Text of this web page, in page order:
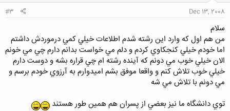
Dec 13, 2008
#3
سلام
من هم اول كه وارد اين رشته شدم اطلاعات خيلي كمي درموردش داشتم
اما خودم خيلي كنجكاوي كردم و دلم مي خواست بدانم دارم چي مي خونم
الان خيلي خوب مي دونم كه آينده رشته ام چي قراره بشه و دوست دارم
خيلي خوب تلاش كنم و واقعا موفق بشم اميدوارم به آرزوي خودم برسم و
مي دونم با تلاش مي شه
توي دانشگاه ما نيز بعضي از پسران هم همين طور هستند